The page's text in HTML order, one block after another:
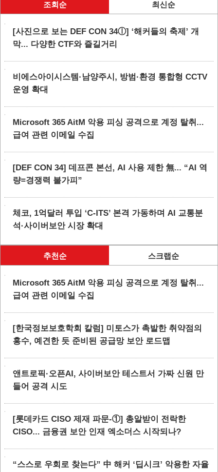
조회순 최신순
[사진으로 보는 DEF CON 34ⓛ] ‘해커들의 축제’ 개
막... 다양한 CTF와 즐길거리
비에스아이시스템·남양주시, 방범·환경 통합형 CCTV
운영 확대
Microsoft 365 AitM 악용 피싱 공격으로 계정 탈취...
급여 관련 이메일 수집
[DEF CON 34] 데프콘 본선, AI 사용 제한 無... “AI 역
량=경쟁력 불가피”
체코, 1억달러 투입 ‘C-ITS’ 본격 가동하며 AI 교통분
석·사이버보안 시장 확대
추천순 스크랩순
Microsoft 365 AitM 악용 피싱 공격으로 계정 탈취...
급여 관련 이메일 수집
[한국정보보호학회 칼럼] 미토스가 촉발한 취약점의
홍수, 예견한 듯 준비된 공급망 보안 로드맵
앤트로픽·오픈AI, 사이버보안 테스트서 가짜 신원 만
들어 공격 시도
[롯데카드 CISO 제재 파문-①] 총알받이 전락한
CISO... 금융권 보안 인재 엑소더스 시작되나?
“스스로 우회로 찾는다” 中 해커 ‘딥시크’ 악용한 자율